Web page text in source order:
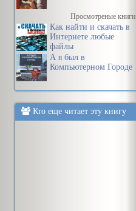
Просмотреные книги
Как найти и скачать в
Интернете любые
файлы
А я был в
Компьютерном Городе
Кто еще читает эту книгу